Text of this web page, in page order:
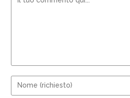
Inserisci
il